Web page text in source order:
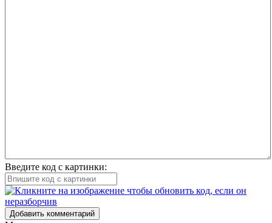
Введите код с картинки:
Добавить комментарий